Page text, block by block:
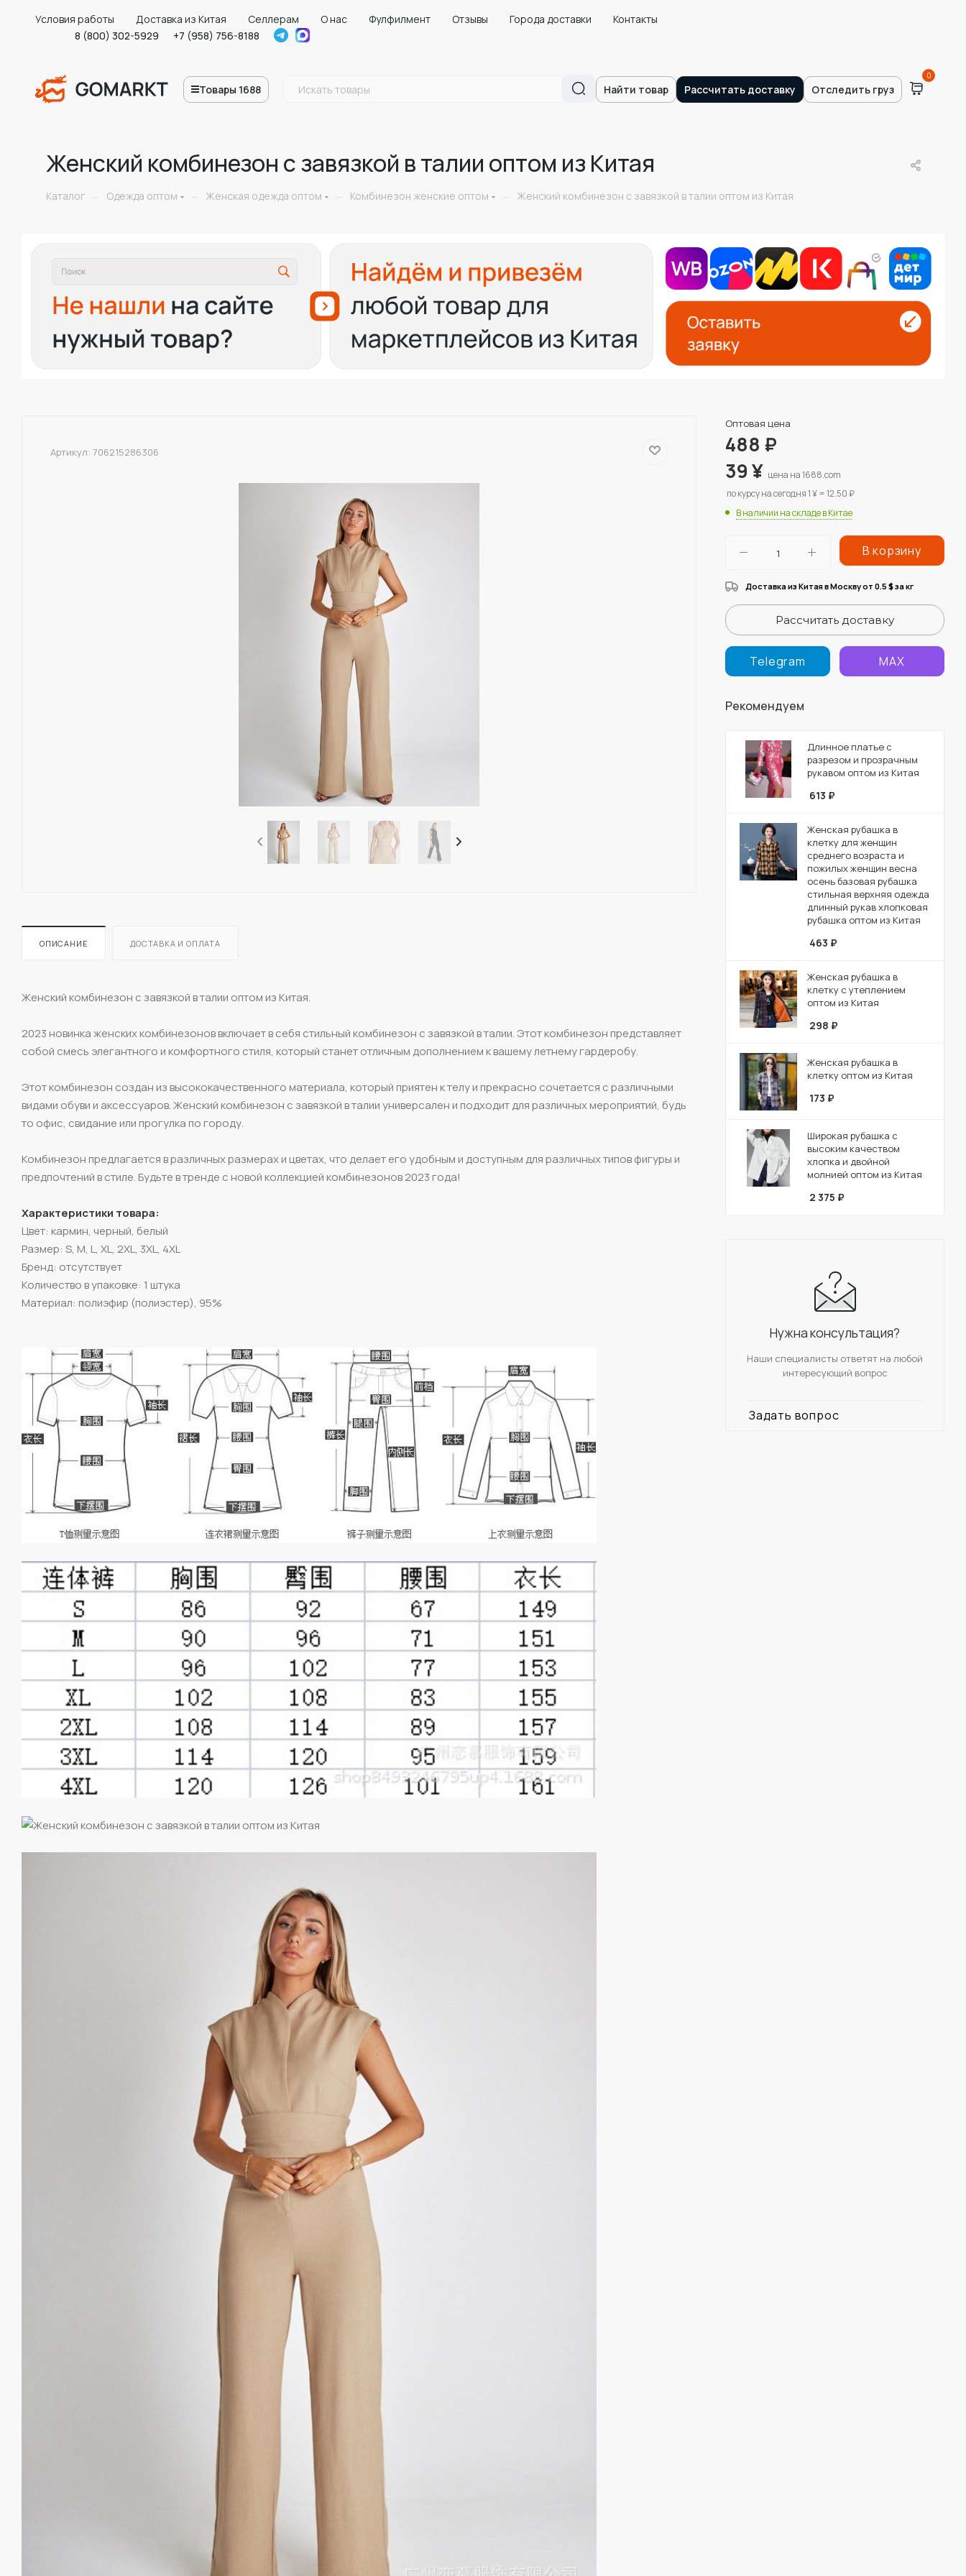
Условия работы Доставка из Китая Селлерам О нас Фулфилмент Отзывы Города доставки
Контакты
8 (800) 302-5929
+7 (958) 756-8188
Товары 1688 Найти товар Рассчитать доставку Отследить груз
0
Женский комбинезон с завязкой в талии оптом из Китая
Каталог — Одежда оптом — Женская одежда оптом — Комбинезон женские оптом — Женский комбинезон с завязкой в талии оптом из Китая
Артикул: 706215286306
ОПИСАНИЕ ДОСТАВКА И ОПЛАТА
Женский комбинезон с завязкой в талии оптом из Китая.
2023 новинка женских комбинезонов включает в себя стильный комбинезон с завязкой в талии. Этот комбинезон представляет
собой смесь элегантного и комфортного стиля, который станет отличным дополнением к вашему летнему гардеробу.
Этот комбинезон создан из высококачественного материала, который приятен к телу и прекрасно сочетается с различными
видами обуви и аксессуаров. Женский комбинезон с завязкой в талии универсален и подходит для различных мероприятий, будь
то офис, свидание или прогулка по городу.
Комбинезон предлагается в различных размерах и цветах, что делает его удобным и доступным для различных типов фигуры и
предпочтений в стиле. Будьте в тренде с новой коллекцией комбинезонов 2023 года!
Характеристики товара:
Цвет: кармин, черный, белый
Размер: S, M, L, XL, 2XL, 3XL, 4XL
Бренд: отсутствует
Количество в упаковке: 1 штука
Материал: полиэфир (полиэстер), 95%
Оптовая цена
488 ₽
39¥ цена на 1688.com
по курсу на сегодня 1 ¥ = 12.50 ₽
В наличии на складе в Китае
В корзину
Доставка из Китая в Москву от 0.5 $за кг
Рассчитать доставку
Telegram MAX
Рекомендуем
Длинное платье с
разрезом и прозрачным
рукавом оптом из Китая
613 ₽
Женская рубашка в
клетку для женщин
среднего возраста и
пожилых женщин весна
осень базовая рубашка
стильная верхняя одежда
длинный рукав хлопковая
рубашка оптом из Китая
463 ₽
Женская рубашка в
клетку с утеплением
оптом из Китая
298 ₽
Женская рубашка в
клетку оптом из Китая
173 ₽
Широкая рубашка с
высоким качеством
хлопка и двойной
молнией оптом из Китая
2 375 ₽
Нужна консультация?
Наши специалисты ответят на любой
интересующий вопрос
Задать вопрос